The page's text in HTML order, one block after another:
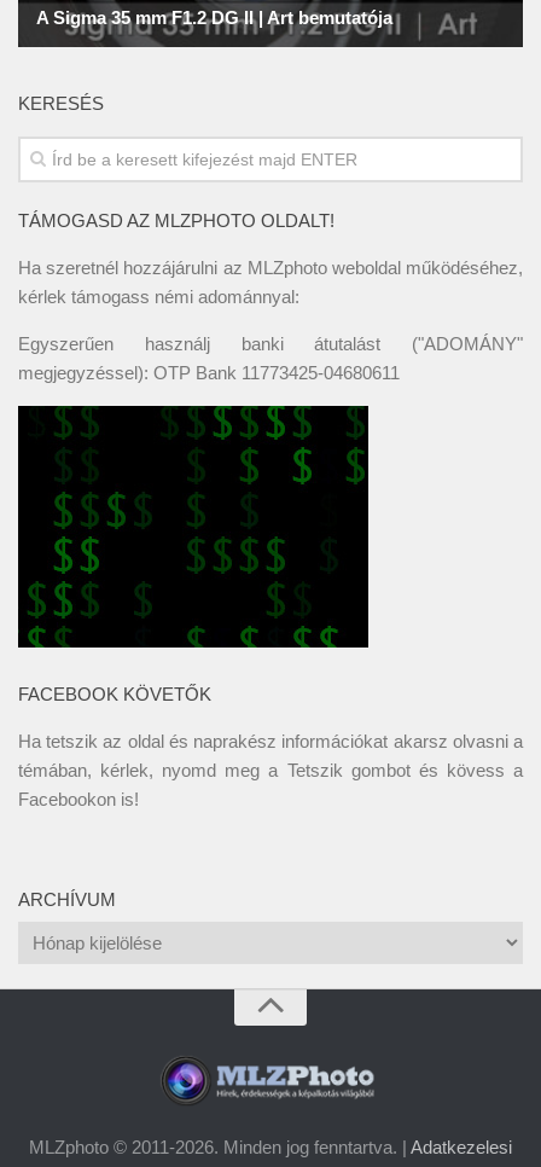
KERESÉS
TÁMOGASD AZ MLZPHOTO OLDALT!
Ha szeretnél hozzájárulni az MLZphoto weboldal működéséhez,
kérlek támogass némi adománnyal:
Egyszerűen használj banki átutalást ("ADOMÁNY"
megjegyzéssel): OTP Bank 11773425-04680611
FACEBOOK KÖVETŐK
Ha tetszik az oldal és naprakész információkat akarsz olvasni a
témában, kérlek, nyomd meg a Tetszik gombot és kövess a
Facebookon is!
ARCHÍVUM
Archívum
MLZphoto © 2011-2026. Minden jog fenntartva. | Adatkezelesi